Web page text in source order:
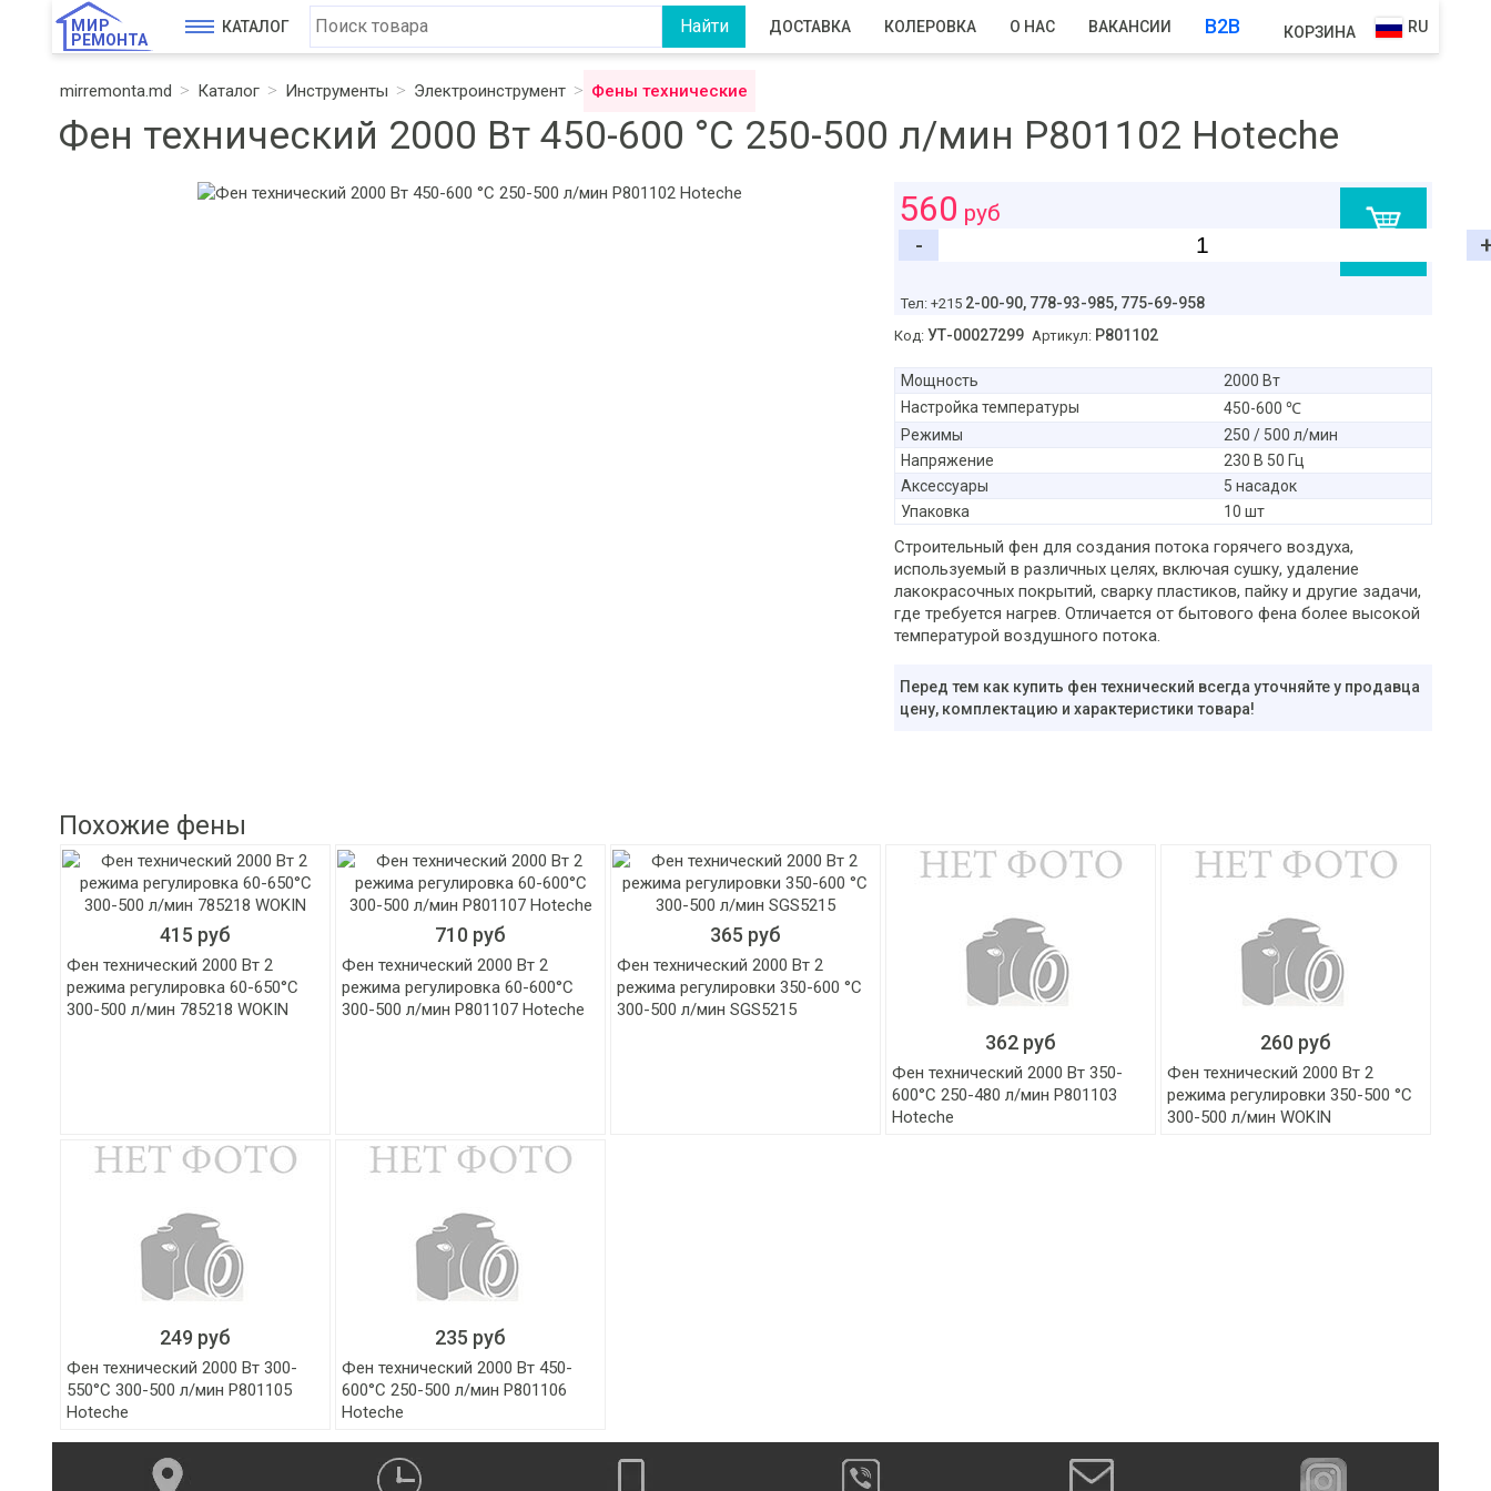
МИР
РЕМОНТА
КАТАЛОГ ДОСТАВКА КОЛЕРОВКА О НАС ВАКАНСИИ B2B КОРЗИНА RU
mirremonta.md Каталог Инструменты Электроинструмент Фены технические
Фен технический 2000 Вт 450-600 °C 250-500 л/мин P801102 Hoteche
560 руб
-
Тел: +215 2-00-90, 778-93-985, 775-69-958
Код: УТ-00027299 Артикул: P801102
Мощность
2000 Вт
Настройка температуры
450-600 ℃
Режимы
250 / 500 л/мин
Напряжение
230 В 50 Гц
Аксессуары
5 насадок
Упаковка
10 шт
Строительный фен для создания потока горячего воздуха,
используемый в различных целях, включая сушку, удаление
лакокрасочных покрытий, сварку пластиков, пайку и другие задачи,
где требуется нагрев. Отличается от бытового фена более высокой
температурой воздушного потока.
Перед тем как купить фен технический всегда уточняйте у продавца
цену, комплектацию и характеристики товара!
Похожие фены
415 руб
Фен технический 2000 Вт 2
режима регулировка 60-650°C
300-500 л/мин 785218 WOKIN
710 руб
Фен технический 2000 Вт 2
режима регулировка 60-600°C
300-500 л/мин P801107 Hoteche
365 руб
Фен технический 2000 Вт 2
режима регулировки 350-600 °C
300-500 л/мин SGS5215
362 руб
Фен технический 2000 Вт 350-
600°C 250-480 л/мин P801103
Hoteche
260 руб
Фен технический 2000 Вт 2
режима регулировки 350-500 °C
300-500 л/мин WOKIN
249 руб
Фен технический 2000 Вт 300-
550°C 300-500 л/мин P801105
Hoteche
235 руб
Фен технический 2000 Вт 450-
600°C 250-500 л/мин P801106
Hoteche